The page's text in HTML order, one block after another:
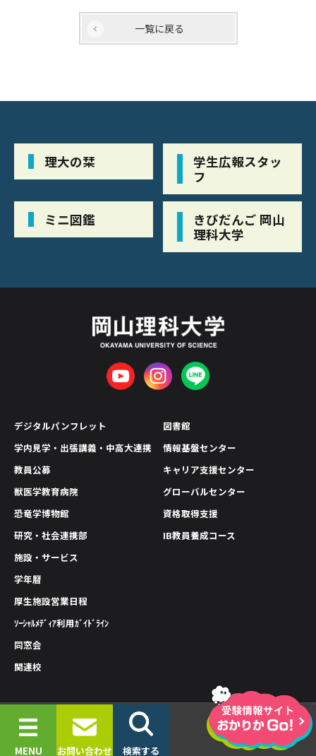
MENU お問い合わせ 検索する
一覧に戻る
理大の栞
学生広報スタッ
フ
ミニ図鑑
きびだんご 岡山
理科大学
デジタルパンフレット
学内見学・出張講義・中高大連携
教員公募
獣医学教育病院
恐竜学博物館
研究・社会連携部
図書館
情報基盤センター
キャリア支援センター
グローバルセンター
資格取得支援
IB教員養成コース
施設・サービス
学年暦
厚生施設営業日程
ｿｰｼｬﾙﾒﾃﾞｨｱ利用ｶﾞｲﾄﾞﾗｲﾝ
同窓会
関連校
情報公開
プライバシーポリシー
サイトポリシー